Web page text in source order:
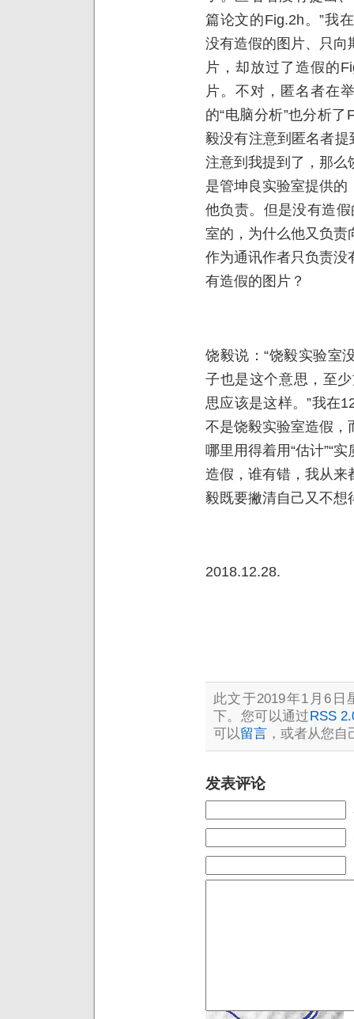
篇论文的Fig.2h。”我
没有造假的图片、只向
片，却放过了造假的
片。不对，匿名者在
的“电脑分析”也分析
毅没有注意到匿名者
注意到我提到了，那么
是管坤良实验室提供
他负责。但是没有造
室的，为什么他又负责
作为通讯作者只负责没
有造假的图片？
饶毅说：“饶毅实验室
子也是这个意思，至
思应该是这样。”我在
不是饶毅实验室造假，
哪里用得着用“估计”“
造假，谁有错，我从来
毅既要撇清自己又不想
2018.12.28.
此文于2019年1月6日
下。您可以通过RSS
可以留言 ，或者从您自
发表评论